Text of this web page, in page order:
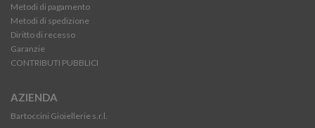
Metodi di pagamento
Metodi di spedizione
Diritto di recesso
Garanzie
CONTRIBUTI PUBBLICI
AZIENDA
Bartoccini Gioiellerie s.r.l.